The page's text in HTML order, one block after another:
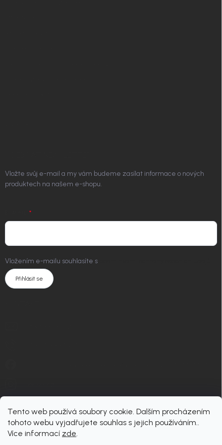
Tento web používá soubory cookie. Dalším procházením
tohoto webu vyjadřujete souhlas s jejich používáním..
Více informací zde.
Vložte svůj e-mail a my vám budeme zasílat informace o nových
produktech na našem e-shopu.
Vložením e-mailu souhlasíte s
Přihlásit se